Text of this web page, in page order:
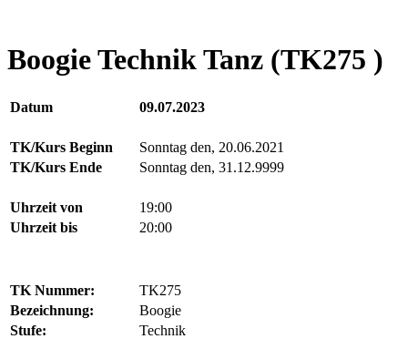
Boogie Technik Tanz (TK275 )
Datum 09.07.2023
TK/Kurs Beginn
Sonntag den, 20.06.2021
TK/Kurs Ende
Sonntag den, 31.12.9999
Uhrzeit von
19:00
Uhrzeit bis
20:00
TK Nummer:
TK275
Bezeichnung:
Boogie
Stufe:
Technik